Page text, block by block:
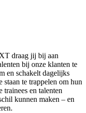
draag jij bij aan
bij onze klanten te
en schakelt dagelijks
staan te trappelen om hun
trainees en talenten
kunnen maken – en